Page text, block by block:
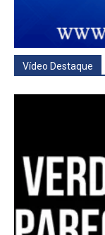
Vídeo Destaque